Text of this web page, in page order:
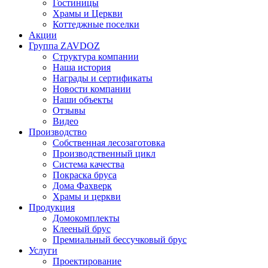
Гостиницы
Храмы и Церкви
Коттеджные поселки
Акции
Группа ZAVDOZ
Структура компании
Наша история
Награды и сертификаты
Новости компании
Наши объекты
Отзывы
Видео
Производство
Собственная лесозаготовка
Производственный цикл
Система качества
Покраска бруса
Дома Фахверк
Храмы и церкви
Продукция
Домокомплекты
Клееный брус
Премиальный бессучковый брус
Услуги
Проектирование